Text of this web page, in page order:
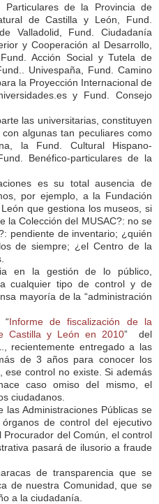
Particulares de la Provincia de
de Castilla y León, Fund.
Valladolid, Fund. Ciudadanía
y Cooperación al Desarrollo,
Acción Social y Tutela de
Univespaña, Fund. Camino
la Proyección Internacional de
y Fund. Consejo
las universitarias, constituyen
algunas tan peculiares como
la Fund. Cultural Hispano-
Benéfico-particulares de la
es su total ausencia de
por ejemplo, a la Fundación
que gestiona los museos, si
la Colección del MUSAC?: no se
pendiente de inventario; ¿quién
de siempre; ¿el Centro de la
en la gestión de lo público,
cualquier tipo de control y de
mayoría de la “administración
“Informe de fiscalización de la
Castilla y León en 2010” del
recientemente entregado a las
de 3 años para conocer los
ese control no existe. Si además
caso omiso del mismo, el
ciudadanos.
Administraciones Públicas se
de control del ejecutivo
del Común, el control
pasará de ilusorio a fraude
de transparencia que se
de nuestra Comunidad, que se
a la ciudadanía.